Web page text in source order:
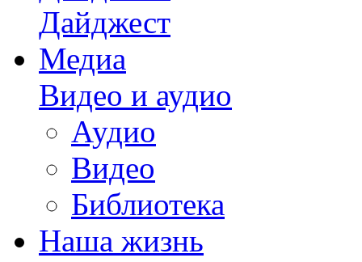
Дайджест
Медиа
Видео и аудио
Аудио
Видео
Библиотека
Наша жизнь